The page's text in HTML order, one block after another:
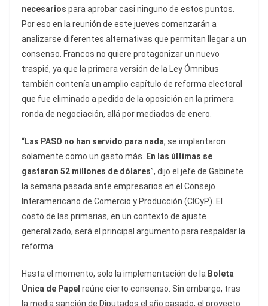
necesarios para aprobar casi ninguno de estos puntos.
Por eso en la reunión de este jueves comenzarán a
analizarse diferentes alternativas que permitan llegar a un
consenso. Francos no quiere protagonizar un nuevo
traspié, ya que la primera versión de la Ley Ómnibus
también contenía un amplio capítulo de reforma electoral
que fue eliminado a pedido de la oposición en la primera
ronda de negociación, allá por mediados de enero.
“Las PASO no han servido para nada, se implantaron
solamente como un gasto más. En las últimas se
gastaron 52 millones de dólares”, dijo el jefe de Gabinete
la semana pasada ante empresarios en el Consejo
Interamericano de Comercio y Producción (CICyP). El
costo de las primarias, en un contexto de ajuste
generalizado, será el principal argumento para respaldar la
reforma.
Hasta el momento, solo la implementación de la Boleta
Única de Papel reúne cierto consenso. Sin embargo, tras
la media sanción de Diputados el año pasado, el proyecto